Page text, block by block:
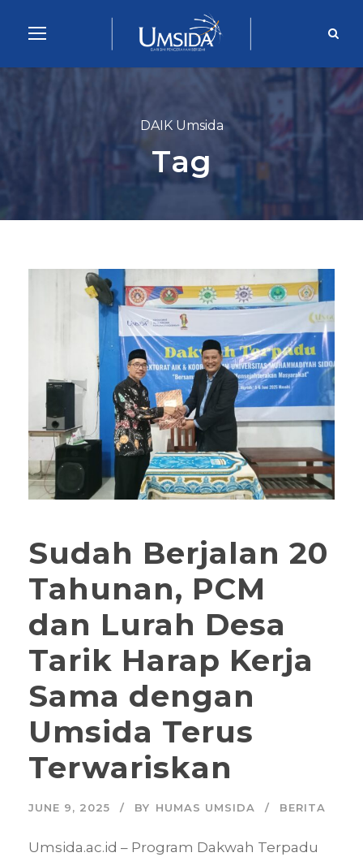
DAIK Umsida
Tag
Sudah Berjalan 20
Tahunan, PCM
dan Lurah Desa
Tarik Harap Kerja
Sama dengan
Umsida Terus
Terwariskan
JUNE 9, 2025 BY HUMAS UMSIDA BERITA
Umsida.ac.id – Program Dakwah Terpadu